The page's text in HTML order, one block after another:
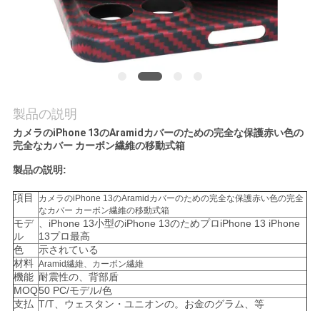
い
合
わ
せ
ニ
ュ
ー
製品の説明
カメラのiPhone 13のAramidカバーのための完全な保護赤い色の
完全なカバー カーボン繊維の移動式箱
製品の説明:
項目
カメラのiPhone 13のAramidカバーのための完全な保護赤い色の完全
なカバー カーボン繊維の移動式箱
モデ
ル
、iPhone 13小型のiPhone 13のためプロiPhone 13 iPhone
13プロ最高
色
示されている
材料 Aramid繊維、カーボン繊維
機能 耐震性の、背部盾
MOQ50 PC/モデル/色
支払 T/T、ウェスタン・ユニオンの。お金のグラム、等